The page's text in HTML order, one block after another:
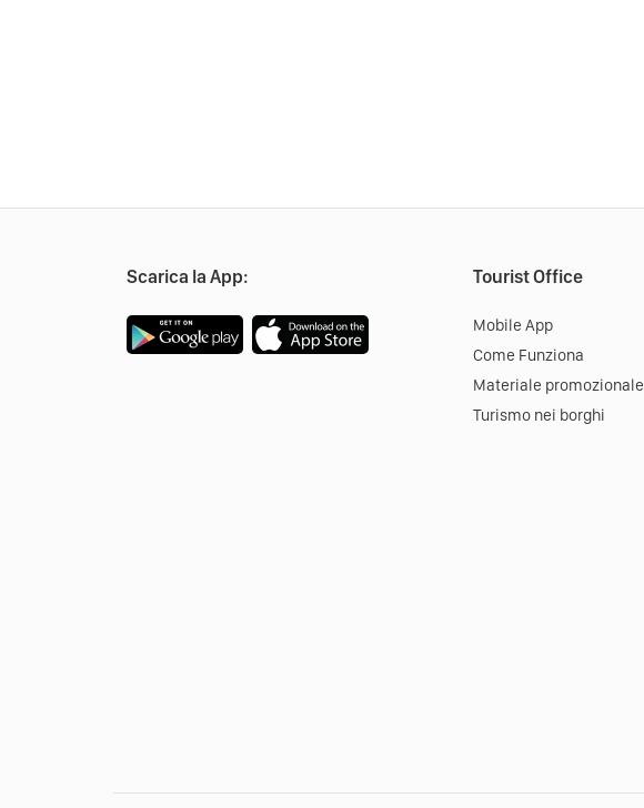
Scarica la App: Tourist Office
Mobile App
Come Funziona
Materiale promozionale
Turismo nei borghi